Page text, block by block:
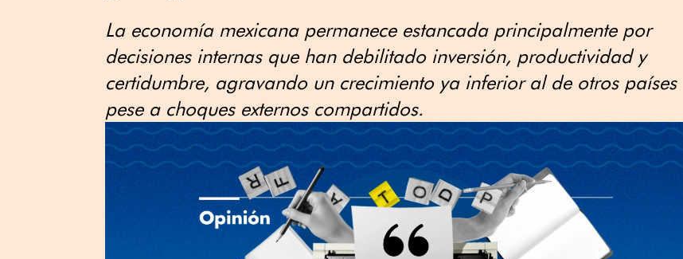
La economía mexicana permanece estancada principalmente por
decisiones internas que han debilitado inversión, productividad y
certidumbre, agravando un crecimiento ya inferior al de otros países
pese a choques externos compartidos.